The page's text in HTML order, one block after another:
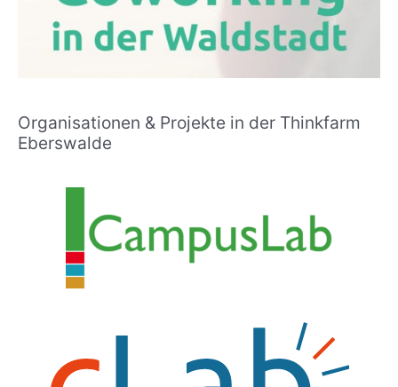
Organisationen & Projekte in der Thinkfarm
Eberswalde